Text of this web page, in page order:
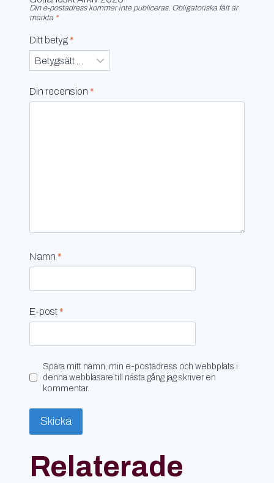
Din e-postadress kommer inte publiceras. Obligatoriska fält är
märkta *
Ditt betyg *
Din recension *
Namn *
E-post *
Spara mitt namn, min e-postadress och webbplats i
denna webbläsare till nästa gång jag skriver en
kommentar.
Relaterade